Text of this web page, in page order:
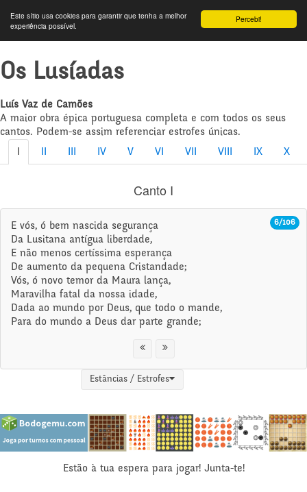
Percebi!
Este sítio usa cookies para garantir que tenha a melhor
experiência possível.
Os Lusíadas
Luís Vaz de Camões
A maior obra épica portuguesa completa e com todos os seus
cantos. Podem-se assim referenciar estrofes únicas.
IV V VI VII VIII IX X
Canto I
6/106
E vós, ó bem nascida segurança
Da Lusitana antígua liberdade,
E não menos certíssima esperança
De aumento da pequena Cristandade;
Vós, ó novo temor da Maura lança,
Maravilha fatal da nossa idade,
Dada ao mundo por Deus, que todo o mande,
Para do mundo a Deus dar parte grande;
Estâncias / Estrofes
Estão à tua espera para jogar! Junta-te!